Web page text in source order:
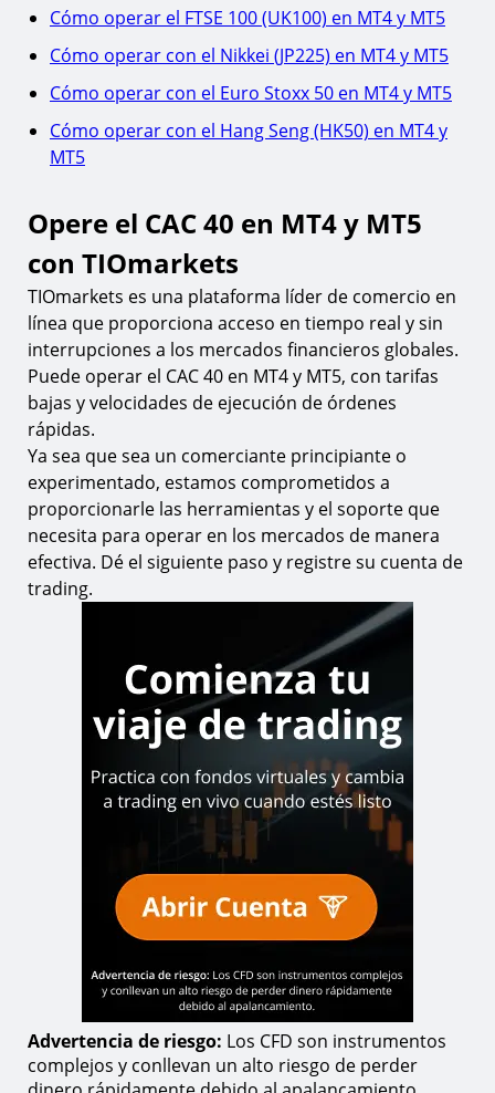
Cómo operar el FTSE 100 (UK100) en MT4 y MT5
Cómo operar con el Nikkei (JP225) en MT4 y MT5
Cómo operar con el Euro Stoxx 50 en MT4 y MT5
Cómo operar con el Hang Seng (HK50) en MT4 y
MT5
Opere el CAC 40 en MT4 y MT5
con TIOmarkets
TIOmarkets es una plataforma líder de comercio en
línea que proporciona acceso en tiempo real y sin
interrupciones a los mercados financieros globales.
Puede operar el CAC 40 en MT4 y MT5, con tarifas
bajas y velocidades de ejecución de órdenes
rápidas.
Ya sea que sea un comerciante principiante o
experimentado, estamos comprometidos a
proporcionarle las herramientas y el soporte que
necesita para operar en los mercados de manera
efectiva. Dé el siguiente paso y registre su cuenta de
trading.
Advertencia de riesgo: Los CFD son instrumentos
complejos y conllevan un alto riesgo de perder